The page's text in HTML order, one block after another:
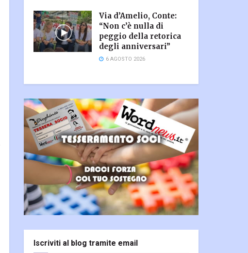
Via d’Amelio, Conte:
“Non c’è nulla di
peggio della retorica
degli anniversari”
6 AGOSTO 2026
Iscriviti al blog tramite email